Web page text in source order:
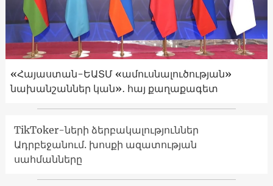
«Հայաստան-ԵԱՏՄ «ամուսնալուծության»
նախանշաններ կան»․ հայ քաղաքագետ
TikToker-ների ձերբակալություններ
Ադրբեջանում. խոսքի ազատության
սահմանները